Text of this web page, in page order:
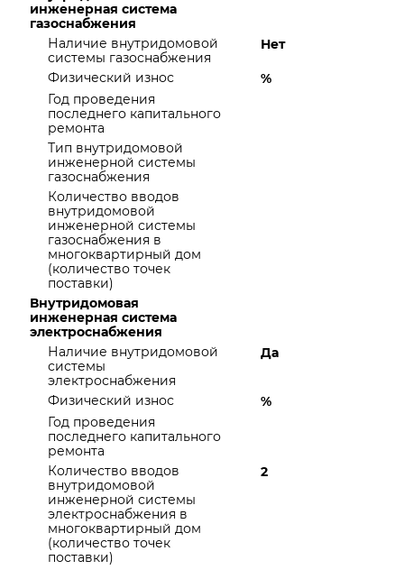
инженерная система
газоснабжения
Наличие внутридомовой
системы газоснабжения
Нет
Физический износ
%
Год проведения
последнего капитального
ремонта
Тип внутридомовой
инженерной системы
газоснабжения
Количество вводов
внутридомовой
инженерной системы
газоснабжения в
многоквартирный дом
(количество точек
поставки)
Внутридомовая
инженерная система
электроснабжения
Наличие внутридомовой
системы
электроснабжения
Да
Физический износ
%
Год проведения
последнего капитального
ремонта
Количество вводов
внутридомовой
инженерной системы
электроснабжения в
многоквартирный дом
(количество точек
поставки)
2